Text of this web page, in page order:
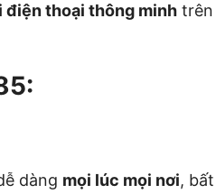
điện thoại thông minh trên
dàng mọi lúc mọi nơi, bất